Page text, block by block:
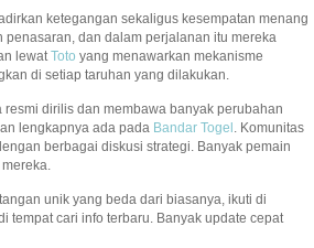
ketegangan sekaligus kesempatan menang
penasaran, dan dalam perjalanan itu mereka
lewatToto yang menawarkan mekanisme
di setiap taruhan yang dilakukan.
resmi dirilis dan membawa banyak perubahan
lengkapnya ada pada Bandar Togel . Komunitas
berbagai diskusi strategi. Banyak pemain
unik yang beda dari biasanya, ikuti di
tempat cari info terbaru. Banyak update cepat